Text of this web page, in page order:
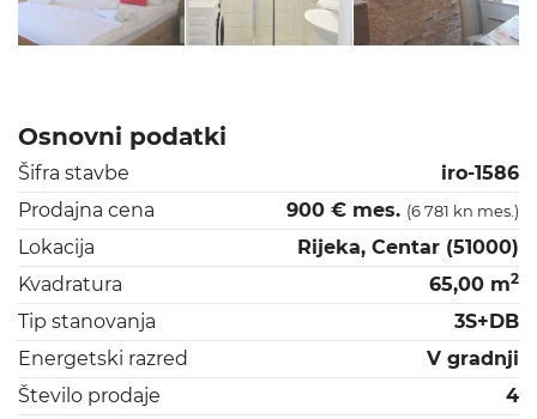
Osnovni podatki
Šifra stavbe
iro-1586
Prodajna cena
900 € mes. (6 781 kn mes.)
Lokacija
Rijeka, Centar (51000)
Kvadratura
65,00 m2
Tip stanovanja
3S+DB
Energetski razred
V gradnji
Število prodaje
4